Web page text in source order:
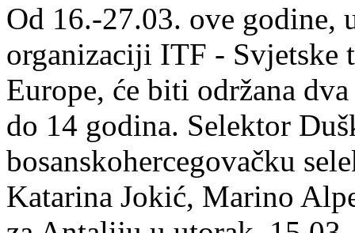
Od 16.-27.03. ove godine,
organizaciji ITF - Svjetske
Europe, će biti održana
do 14 godina. Selektor
bosanskohercegovačku
Katarina Jokić, Marino